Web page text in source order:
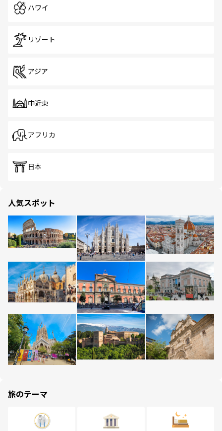
ハワイ
リゾート
アジア
中近東
アフリカ
日本
人気スポット
旅のテーマ